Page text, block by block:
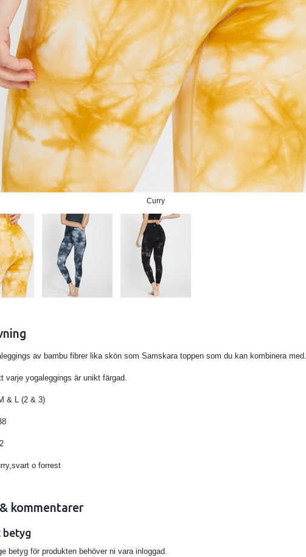
Curry
av bambu fibrer lika skön som Samskara toppen som du kan kombinera
varje yogaleggings är unikt färgad.
& L (2 & 3)
o forrest
kommentarer
betyg
betyg för produkten behöver ni vara inloggad.